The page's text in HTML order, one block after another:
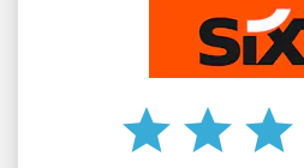
star star star